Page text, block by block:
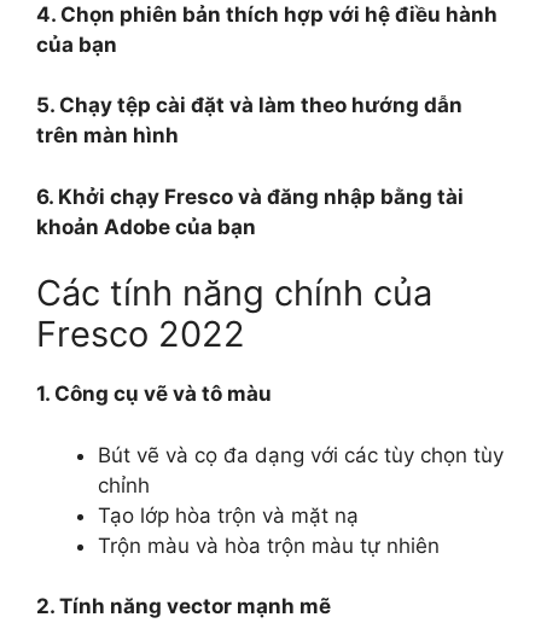
4. Chọn phiên bản thích hợp với hệ điều hành
của bạn
5. Chạy tệp cài đặt và làm theo hướng dẫn
trên màn hình
6. Khởi chạy Fresco và đăng nhập bằng tài
khoản Adobe của bạn
Các tính năng chính của
Fresco 2022
1. Công cụ vẽ và tô màu
Bút vẽ và cọ đa dạng với các tùy chọn tùy
chỉnh
Tạo lớp hòa trộn và mặt nạ
Trộn màu và hòa trộn màu tự nhiên
2. Tính năng vector mạnh mẽ